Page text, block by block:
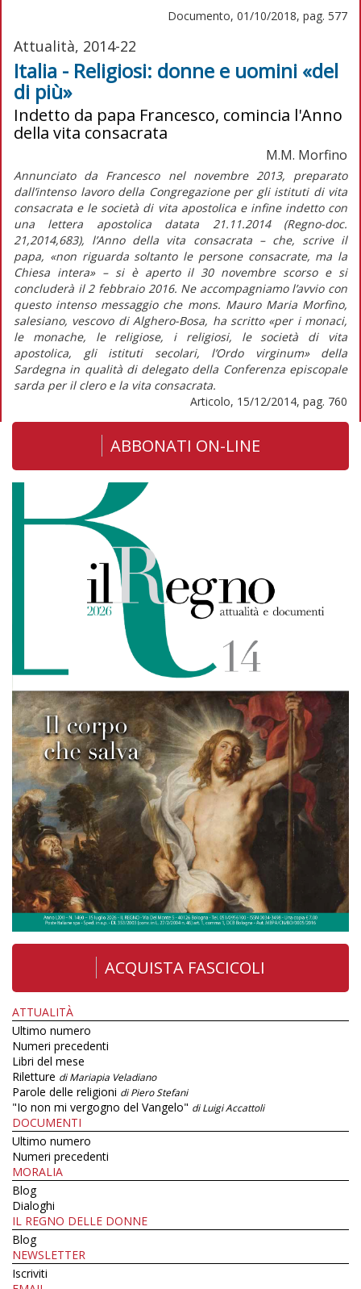
Documento, 01/10/2018, pag. 577
Attualità, 2014-22
Italia - Religiosi: donne e uomini «del
di più»
Indetto da papa Francesco, comincia l'Anno
della vita consacrata
M.M. Morfino
Annunciato da Francesco nel novembre 2013, preparato
dall’intenso lavoro della Congregazione per gli istituti di vita
consacrata e le società di vita apostolica e infine indetto con
una lettera apostolica datata 21.11.2014 (Regno-doc.
21,2014,683), l’Anno della vita consacrata – che, scrive il
papa, «non riguarda soltanto le persone consacrate, ma la
Chiesa intera» – si è aperto il 30 novembre scorso e si
concluderà il 2 febbraio 2016. Ne accompagniamo l’avvio con
questo intenso messaggio che mons. Mauro Maria Morfino,
salesiano, vescovo di Alghero-Bosa, ha scritto «per i monaci,
le monache, le religiose, i religiosi, le società di vita
apostolica, gli istituti secolari, l’Ordo virginum» della
Sardegna in qualità di delegato della Conferenza episcopale
sarda per il clero e la vita consacrata.
Articolo, 15/12/2014, pag. 760
ABBONATI ON-LINE
ACQUISTA FASCICOLI
ATTUALITÀ
Ultimo numero
Numeri precedenti
Libri del mese
Riletture di Mariapia Veladiano
Parole delle religioni di Piero Stefani
"Io non mi vergogno del Vangelo" di Luigi Accattoli
DOCUMENTI
Ultimo numero
Numeri precedenti
MORALIA
Blog
Dialoghi
IL REGNO DELLE DONNE
Blog
NEWSLETTER
Iscriviti